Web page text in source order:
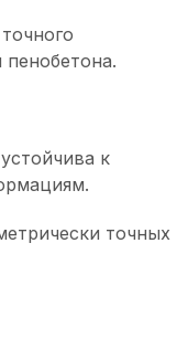
пенобетона.
к
точных